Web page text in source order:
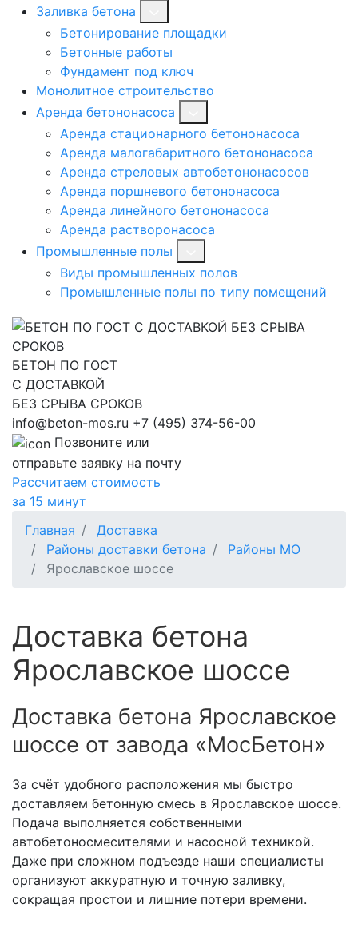
Заливка бетона
Бетонирование площадки
Бетонные работы
Фундамент под ключ
Монолитное строительство
Аренда бетононасоса
Аренда стационарного бетононасоса
Аренда малогабаритного бетононасоса
Аренда стреловых автобетононасосов
Аренда поршневого бетононасоса
Аренда линейного бетононасоса
Аренда растворонасоса
Промышленные полы
Виды промышленных полов
Промышленные полы по типу помещений
БЕТОН ПО ГОСТ
С ДОСТАВКОЙ
БЕЗ СРЫВА СРОКОВ
info@beton-mos.ru +7 (495) 374-56-00
Позвоните или
отправьте заявку на почту
Рассчитаем стоимость
за 15 минут
Главная
Доставка
Районы доставки бетона
Районы МО
Ярославское шоссе
Доставка бетона
Ярославское шоссе
Доставка бетона Ярославское
шоссе от завода «МосБетон»
За счёт удобного расположения мы быстро
доставляем бетонную смесь в Ярославское шоссе.
Подача выполняется собственными
автобетоносмесителями и насосной техникой.
Даже при сложном подъезде наши специалисты
организуют аккуратную и точную заливку,
сокращая простои и лишние потери времени.